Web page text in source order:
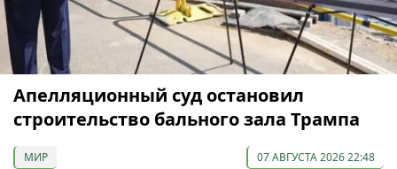
Апелляционный суд остановил
строительство бального зала Трампа
МИР 07 АВГУСТА 2026 22:48